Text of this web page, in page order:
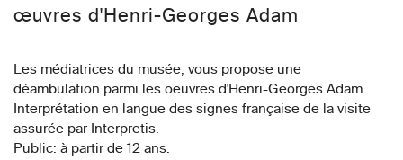
œuvres d'Henri-Georges Adam
Les médiatrices du musée, vous propose une
déambulation parmi les oeuvres d'Henri-Georges Adam.
Interprétation en langue des signes française de la visite
assurée par Interpretis.
Public: à partir de 12 ans.